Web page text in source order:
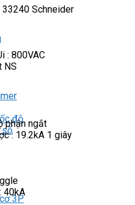
độ
số
3P
33240 Schneider
: 800VAC
NS
phận ngắt
: 19.2kA 1 giây
40kA